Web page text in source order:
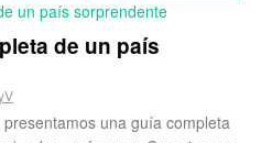
de un país
una guía completa